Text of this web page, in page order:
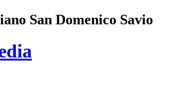
San Domenico Savio